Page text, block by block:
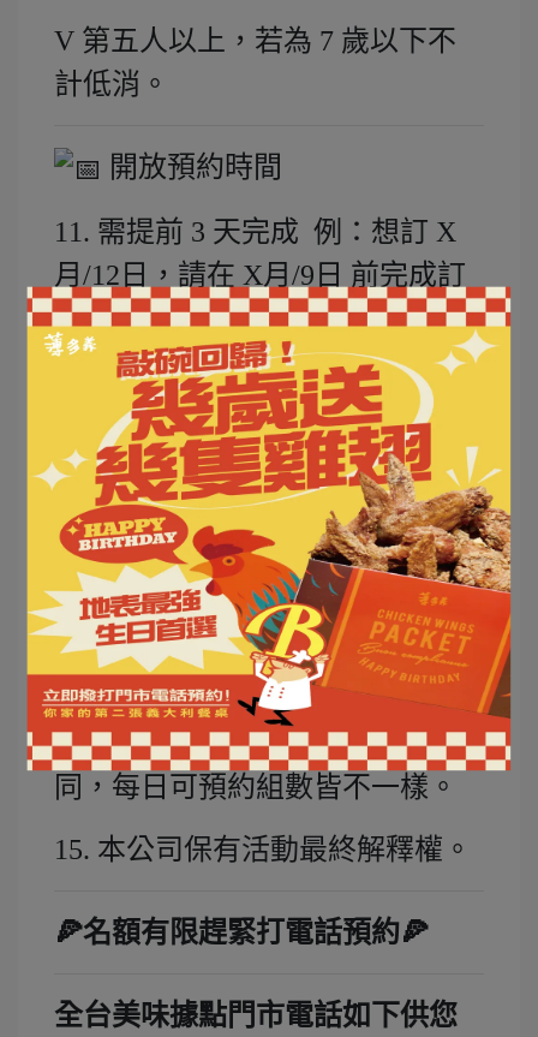
V 第五人以上，若為 7 歲以下不
計低消。
開放預約時間
11. 需提前 3 天完成 例：想訂 X
月/12日，請在 X月/9日 前完成訂
位。
12. 7/1 起開放預約 7 月 / 8 月
13. 7/1 起開放 7 月星預約 7 月 / 以
及 開放 8 月壽星預約 8 月
以此類推，每月 1 號開放下
個月壽星預約
其他說明
14. 每間分店座位數與人流狀況不
同，每日可預約組數皆不一樣。
15. 本公司保有活動最終解釋權。
🍕名額有限趕緊打電話預約🍕
全台美味據點門市電話如下供您